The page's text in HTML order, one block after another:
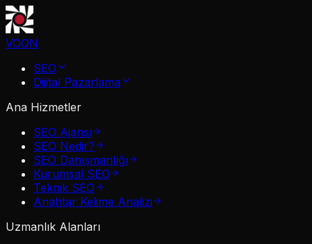
VOON
SEO
Dijital Pazarlama
Ana Hizmetler
SEO Ajansı
SEO Nedir?
SEO Danışmanlığı
Kurumsal SEO
Teknik SEO
Anahtar Kelime Analizi
Uzmanlık Alanları